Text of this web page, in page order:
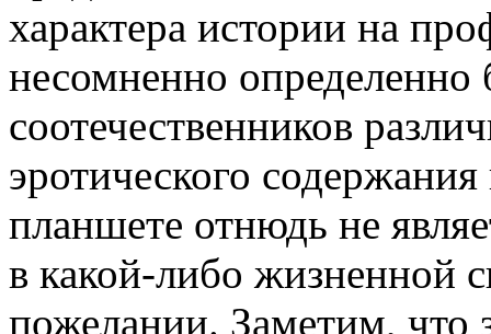
характера истории на
несомненно
соотечественников
эротического
планшете отнюдь не
в какой-либо жизненной
пожелании. Заметим, что